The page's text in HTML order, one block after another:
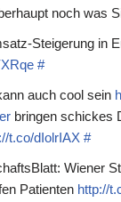
noch was
Steigerung in
#
auch cool sein
bringen schickes
t.co/dIolrIAX #
Wiener
Patienten http://